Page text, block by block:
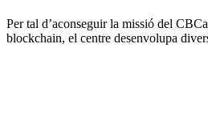
Per tal d’aconseguir la missió del
blockchain, el centre desenvolupa